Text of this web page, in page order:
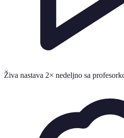
Živa nastava 2× nedeljno sa